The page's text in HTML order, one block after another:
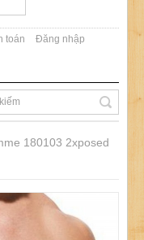
toán Đăng nhập
180103 2xposed